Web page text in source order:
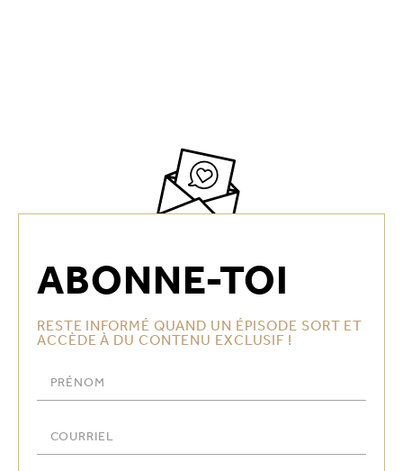
ABONNE-TOI
RESTE INFORMÉ QUAND UN ÉPISODE SORT ET
ACCÈDE À DU CONTENU EXCLUSIF !